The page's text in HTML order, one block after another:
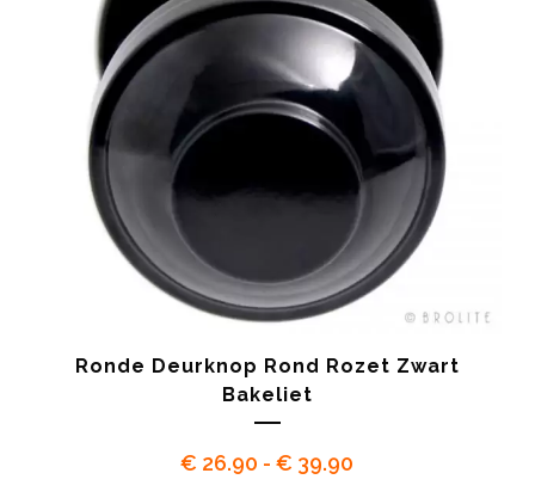
Ronde Deurknop Rond Rozet Zwart
Bakeliet
€ 26.90 - € 39.90